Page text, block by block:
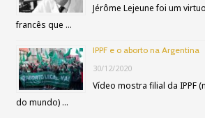
o
Jérôme Lejeune foi um
francês que …
IPPF e o aborto na Argentina
30/12/2020
Vídeo mostra filial da IPPF
do mundo) …